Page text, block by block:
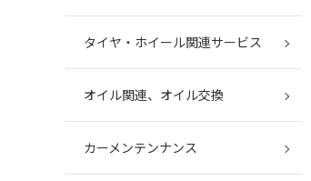
タイヤ・ホイール関連サービス
オイル関連、オイル交換
カーメンテンナンス